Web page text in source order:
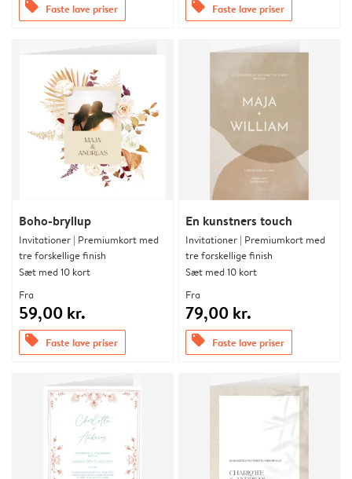
offers Faste lave priser offers Faste lave priser
Boho-bryllup
Invitationer | Premiumkort med
tre forskellige finish
Sæt med 10 kort
Fra
59,00 kr.
offers Faste lave priser
En kunstners touch
Invitationer | Premiumkort med
tre forskellige finish
Sæt med 10 kort
Fra
79,00 kr.
offers Faste lave priser